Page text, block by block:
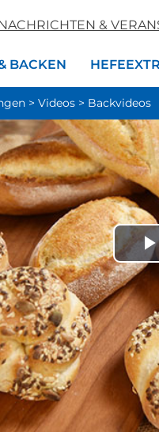
&
BACKEN
> Videos > Backvideos
Zurück